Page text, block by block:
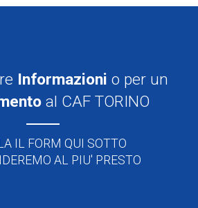
Informazioni o per un
al CAF TORINO
IL FORM QUI SOTTO
AL PIU' PRESTO